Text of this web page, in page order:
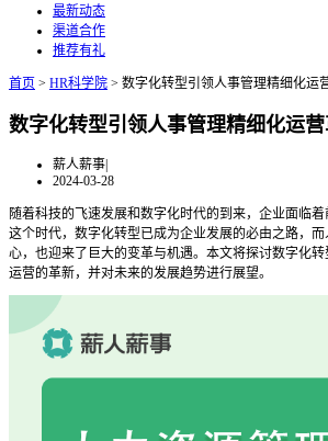
最新动态
渠道合作
推荐有礼
首页 > HR科学院 > 数字化转型引领人事管理精细化运
数字化转型引领人事管理精细化运
薪人薪事|
2024-03-28
随着科技的飞速发展和数字化时代的到来，企业面临
这个时代，数字化转型已成为企业发展的必由之路，
心，也迎来了巨大的变革与机遇。本文将探讨数字化
运营的革新，并对未来的发展趋势进行展望。